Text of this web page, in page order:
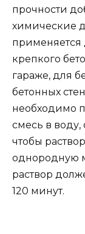
прочности
химические
применяется
крепкого
гараже, для
бетонных
необходимо
смесь в
чтобы
однородную
раствор
120 минут.